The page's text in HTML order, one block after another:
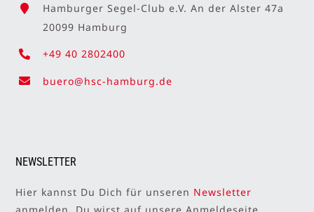
Hamburger Segel-Club e.V. An der Alster 47a
20099 Hamburg
+49 40 2802400
buero@hsc-hamburg.de
NEWSLETTER
Hier kannst Du Dich für unseren Newsletter